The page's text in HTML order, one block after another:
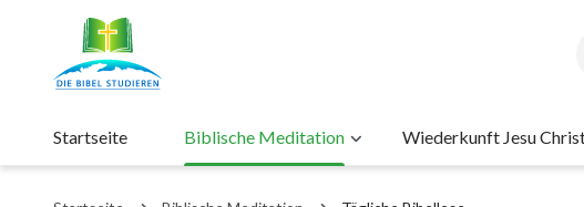
Startseite Biblische Meditation Wiederkunft Jesu